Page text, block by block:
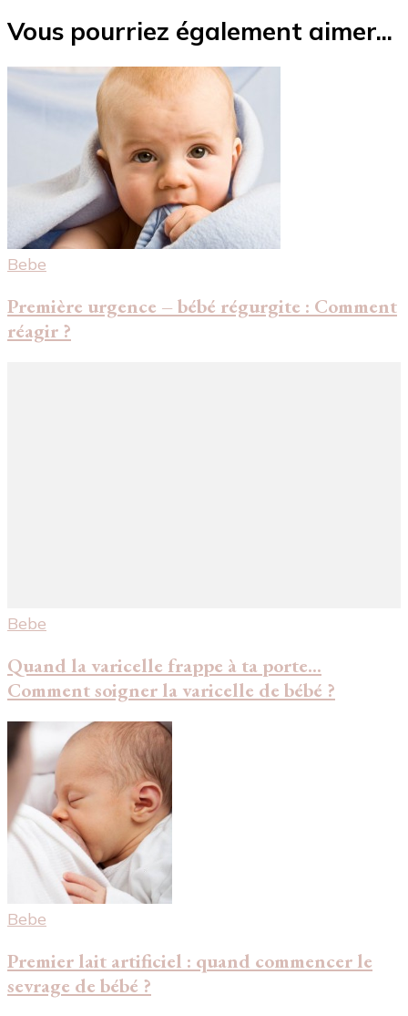
Vous pourriez également aimer...
Bebe
Première urgence – bébé régurgite : Comment
réagir ?
Bebe
Quand la varicelle frappe à ta porte…
Comment soigner la varicelle de bébé ?
Bebe
Premier lait artificiel : quand commencer le
sevrage de bébé ?